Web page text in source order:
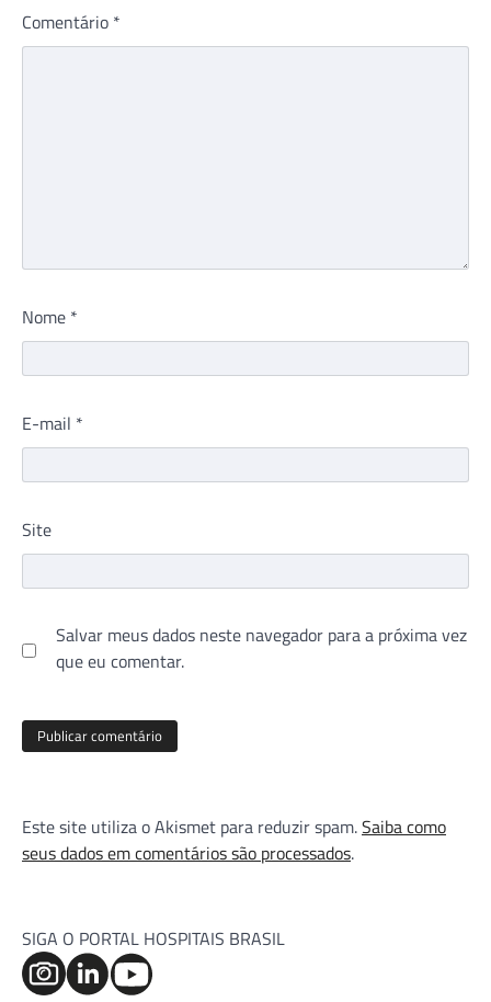
Comentário *
Nome *
E-mail *
Site
Salvar meus dados neste navegador para a próxima vez
que eu comentar.
Este site utiliza o Akismet para reduzir spam.Saiba como
seus dados em comentários são processados.
SIGA O PORTAL HOSPITAIS BRASIL